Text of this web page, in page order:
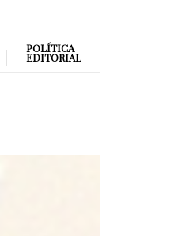
POLÍTICA
EDITORIAL